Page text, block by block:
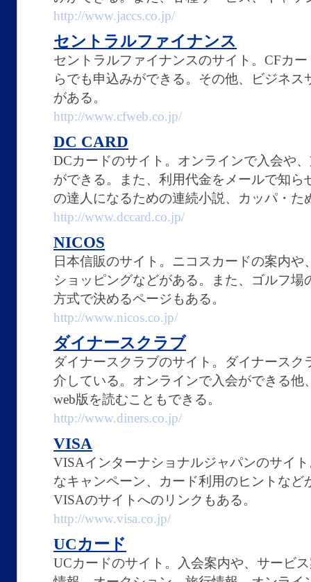
http://www.jaccs.co.jp/
セントラルファイナンス
セントラルファイナンスのサイト。CFカ
らでも申込みができる。その他、ビジネ
がある。
http://www.cfweb.co.jp/
DC CARD
DCカードのサイト。オンラインで入会や
ができる。また、利用代金をメールで知
の達人になるための連続小説、カッパ・た
http://www.dccard.co.jp/
NICOS
日本信販のサイト。ニコスカードの案内
ショッピングなどがある。また、ゴルフ
方式で決めるページもある。
http://www.nicos.co.jp/
ダイナースクラブ
ダイナースクラブのサイト。ダイナース
介している。オンラインで入会ができる他
web版を読むこともできる。
http://www.diners.co.jp/
VISA
VISAインターナショナルジャパンのサイ
なキャンペーン、カード利用のヒントなど
VISAのサイトへのリンクもある。
http://www.visa.co.jp/
UCカード
UCカードのサイト。入会案内や、サービ